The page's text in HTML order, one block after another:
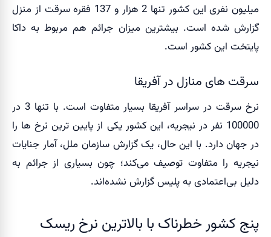
میلیون نفری این کشور تنها 2 هزار و 137 فقره سرقت از منزل
گزارش شده است. بیشترین میزان جرائم هم مربوط به داکا
پایتخت این کشور است.
سرقت های منازل در آفریقا
نرخ سرقت در سراسر آفریقا بسیار متفاوت است. با تنها 3 در
100000 نفر در نیجریه، این کشور یکی از پایین ترین نرخ ها را
در جهان دارد. با این حال، یک گزارش سازمان ملل، آمار جنایات
نیجریه را متفاوت توصیف می‌کند؛ چون بسیاری از جرائم به
دلیل بی‌اعتمادی به پلیس گزارش نشده‌اند.
پنج کشور خطرناک با بالاترین نرخ ریسک